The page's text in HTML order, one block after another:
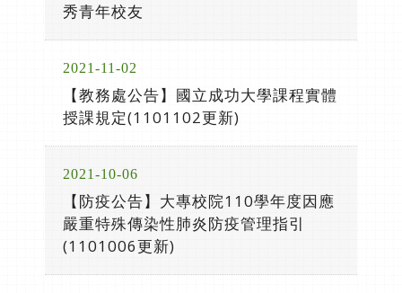
秀青年校友
2021-11-02
【教務處公告】國立成功大學課程實體
授課規定(1101102更新)
2021-10-06
【防疫公告】大專校院110學年度因應
嚴重特殊傳染性肺炎防疫管理指引
(1101006更新)